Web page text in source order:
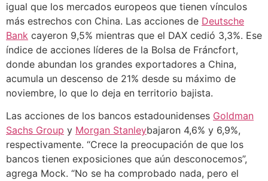
igual que los mercados europeos que tienen vínculos
más estrechos con China. Las acciones de Deutsche
Bank cayeron 9,5% mientras que el DAX cedió 3,3%. Ese
índice de acciones líderes de la Bolsa de Fráncfort,
donde abundan los grandes exportadores a China,
acumula un descenso de 21% desde su máximo de
noviembre, lo que lo deja en territorio bajista.
Las acciones de los bancos estadounidenses Goldman
Sachs Group y Morgan Stanleybajaron 4,6% y 6,9%,
respectivamente. “Crece la preocupación de que los
bancos tienen exposiciones que aún desconocemos”,
agrega Mock. “No se ha comprobado nada, pero el